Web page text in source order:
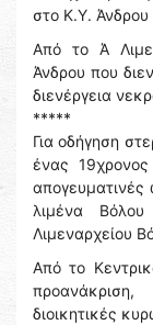
στο Κ.Υ. Άνδρου
Από το Ά
Άνδρου που
διενέργεια
*****
Για οδήγηση
ένας
απογευματινές
λιμένα
Λιμεναρχείου
Από το
διοικητικές